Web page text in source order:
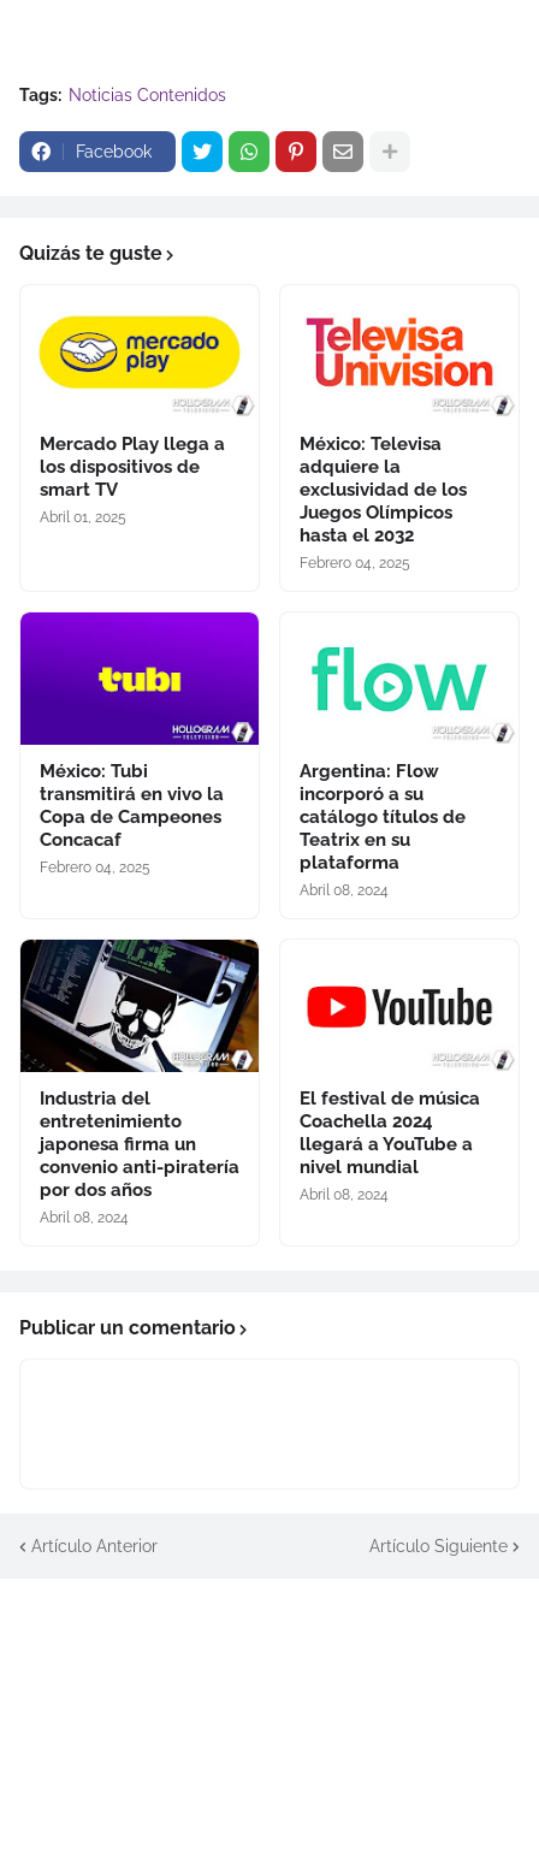
Tags: Noticias Contenidos
Facebook
Quizás te guste
Mercado Play llega a
los dispositivos de
smart TV
Abril 01, 2025
México: Televisa
adquiere la
exclusividad de los
Juegos Olímpicos
hasta el 2032
Febrero 04, 2025
México: Tubi
transmitirá en vivo la
Copa de Campeones
Concacaf
Febrero 04, 2025
Argentina: Flow
incorporó a su
catálogo títulos de
Teatrix en su
plataforma
Abril 08, 2024
Industria del
entretenimiento
japonesa firma un
convenio anti-piratería
por dos años
Abril 08, 2024
El festival de música
Coachella 2024
llegará a YouTube a
nivel mundial
Abril 08, 2024
Publicar un comentario
Artículo Anterior Artículo Siguiente